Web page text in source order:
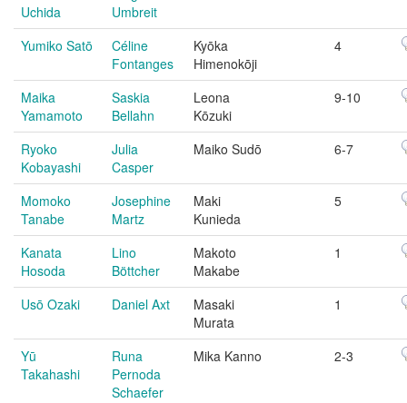
Uchida
Umbreit
Yumiko Satō
Céline
Fontanges
Kyōka
Himenokōji
4
Maika
Yamamoto
Saskia
Bellahn
Leona
Kōzuki
9-10
Ryoko
Kobayashi
Julia
Casper
Maiko Sudō 6-7
Momoko
Tanabe
Josephine
Martz
Maki
Kunieda
5
Kanata
Hosoda
Lino
Böttcher
Makoto
Makabe
1
Usō Ozaki Daniel Axt
Masaki
Murata
1
Yū
Takahashi
Runa
Pernoda
Schaefer
Mika Kanno 2-3